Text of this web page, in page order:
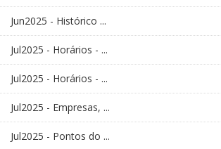
Jun2025 - Histórico ...
Jul2025 - Horários - ...
Jul2025 - Horários - ...
Jul2025 - Empresas, ...
Jul2025 - Pontos do ...